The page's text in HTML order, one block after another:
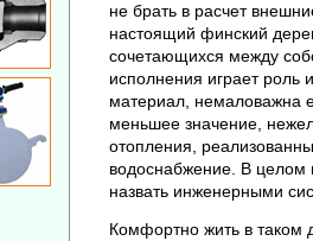
не брать в расчет
настоящий финский
сочетающихся между
исполнения играет роль
материал, немаловажна
меньшее значение,
отопления,
водоснабжение. В целом
назвать инженерными
Комфортно жить в таком